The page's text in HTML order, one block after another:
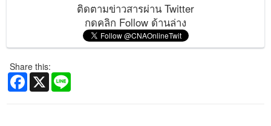
ติดตามข่าวสารผ่าน Twitter
กดคลิก Follow ด้านล่าง
Share this:
Facebook
X